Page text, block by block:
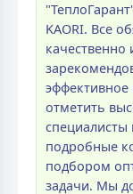
KAORI. Все
качественно
эффективное
отметить
специалисты
подробные
подбором
задачи. Мы